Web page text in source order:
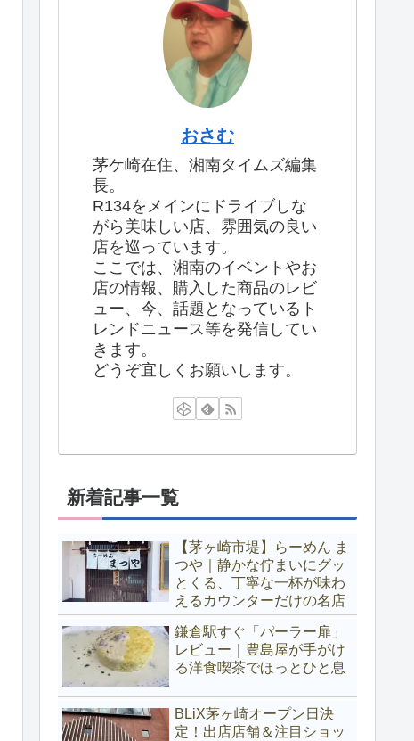
おさむ
茅ケ崎在住、湘南タイムズ編集
長。
R134をメインにドライブしな
がら美味しい店、雰囲気の良い
店を巡っています。
ここでは、湘南のイベントやお
店の情報、購入した商品のレビ
ュー、今、話題となっているト
レンドニュース等を発信してい
きます。
どうぞ宜しくお願いします。
新着記事一覧
【茅ヶ崎市堤】らーめん ま
つや｜静かな佇まいにグッ
とくる、丁寧な一杯が味わ
えるカウンターだけの名店
鎌倉駅すぐ「パーラー扉」
レビュー｜豊島屋が手がけ
る洋食喫茶でほっとひと息
BLiX茅ヶ崎オープン日決
定！出店店舗＆注目ショッ